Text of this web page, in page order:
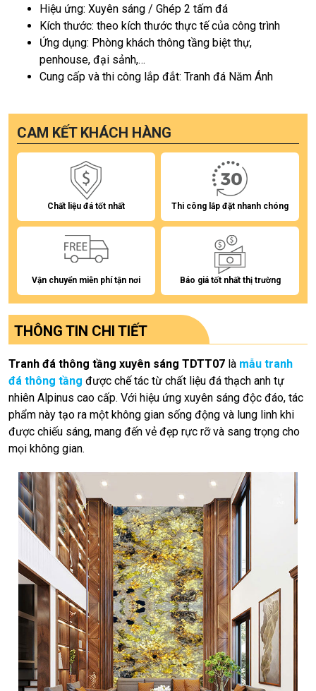
Hiệu ứng: Xuyên sáng / Ghép 2 tấm đá
Kích thước: theo kích thước thực tế của công trình
Ứng dụng: Phòng khách thông tầng biệt thự,
penhouse, đại sảnh,…
Cung cấp và thi công lắp đắt: Tranh đá Năm Ánh
CAM KẾT KHÁCH HÀNG
Chất liệu đá tốt nhất Thi công lắp đặt nhanh chóng
Vận chuyển miễn phí tận nơi Báo giá tốt nhất thị trường
THÔNG TIN CHI TIẾT
Tranh đá thông tầng xuyên sáng TDTT07 là mẫu tranh
đá thông tầng được chế tác từ chất liệu đá thạch anh tự
nhiên Alpinus cao cấp. Với hiệu ứng xuyên sáng độc đáo, tác
phẩm này tạo ra một không gian sống động và lung linh khi
được chiếu sáng, mang đến vẻ đẹp rực rỡ và sang trọng cho
mọi không gian.